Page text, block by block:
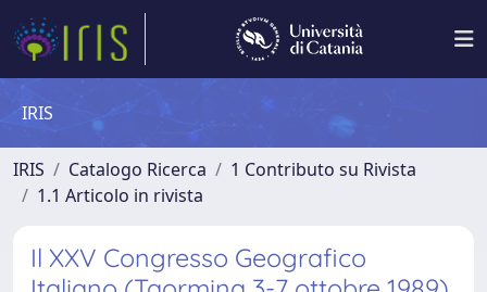
IRIS
IRIS Catalogo Ricerca
1 Contributo su Rivista
1.1 Articolo in rivista
Il XXV Congresso Geografico